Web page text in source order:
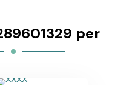
per